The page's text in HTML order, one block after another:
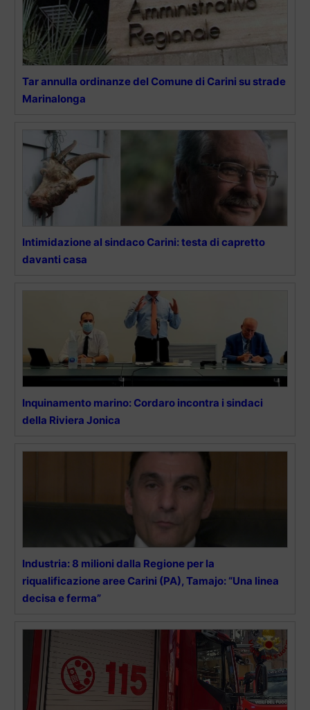
Tar annulla ordinanze del Comune di Carini su strade
Marinalonga
Intimidazione al sindaco Carini: testa di capretto
davanti casa
Inquinamento marino: Cordaro incontra i sindaci
della Riviera Jonica
Industria: 8 milioni dalla Regione per la
riqualificazione aree Carini (PA), Tamajo: “Una linea
decisa e ferma”